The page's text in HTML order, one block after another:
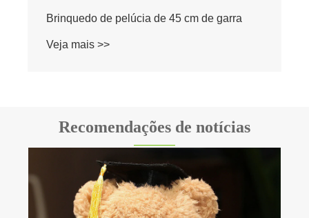
Recomendações de notícias
Método de limpeza e guia de cuidados para
brinquedos de pelúcia de desenho animado